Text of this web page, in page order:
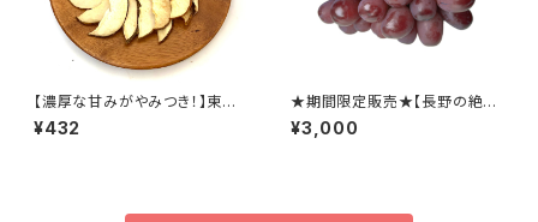
【濃厚な甘みがやみつき！】東果
堂エシカルドライフルーツ 梨
¥432
★期間限定販売★【長野の絶品
ぶどう】クイーンルージュ
¥3,000